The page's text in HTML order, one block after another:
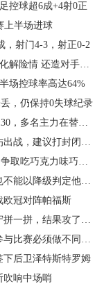
控球超6成+4射0正
上半场进球
，射门4-3，射正0-2
险情 还造对手一黄
场控球率高达64%
，仍保持0失球纪录
多名主力在替补席
，建议打封闭被拒
吃巧克力味巧克力
以降级判定他糟糕
欧冠对阵帕福斯
拼，结果攻了半场
赛必须做不同准备
下后卫泽特斯特罗姆
吹响中场哨